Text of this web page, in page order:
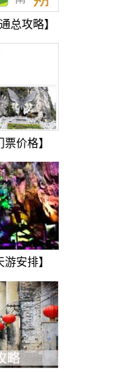
总攻略】
票价格】
游安排】